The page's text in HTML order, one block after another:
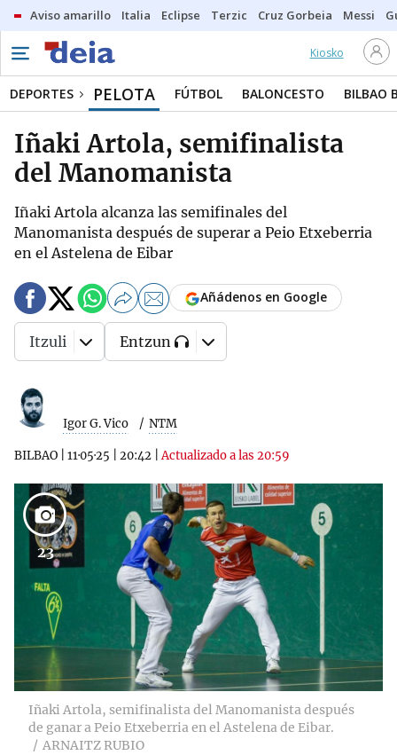
Aviso amarillo Italia Eclipse Terzic Cruz Gorbeia Messi
Kiosko
DEPORTES PELOTA FÚTBOL BALONCESTO BILBAO
Iñaki Artola, semifinalista
del Manomanista
Iñaki Artola alcanza las semifinales del
Manomanista después de superar a Peio Etxeberria
en el Astelena de Eibar
Igor G. Vico NTM
BILBAO 11·05·25 20:42 |Actualizado a las 20:59
Añádenos en Google
Itzuli Entzun
23
Iñaki Artola, semifinalista del Manomanista después
de ganar a Peio Etxeberria en el Astelena de Eibar.
ARNAITZ RUBIO